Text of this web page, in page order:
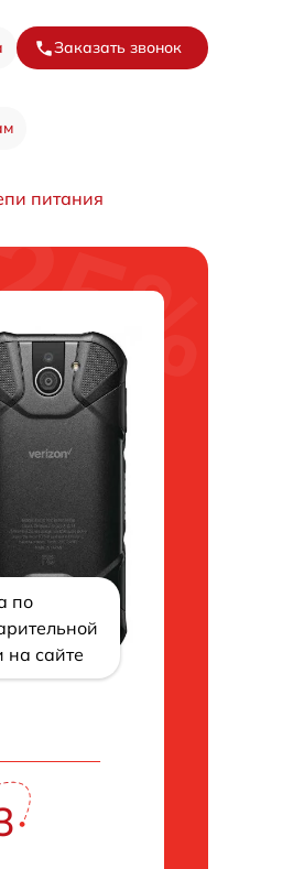
Заказать звонок
питания
по
на сайте